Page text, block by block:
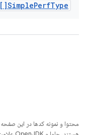
SimplePerfType[]
محتوا و نمونه کدها در این